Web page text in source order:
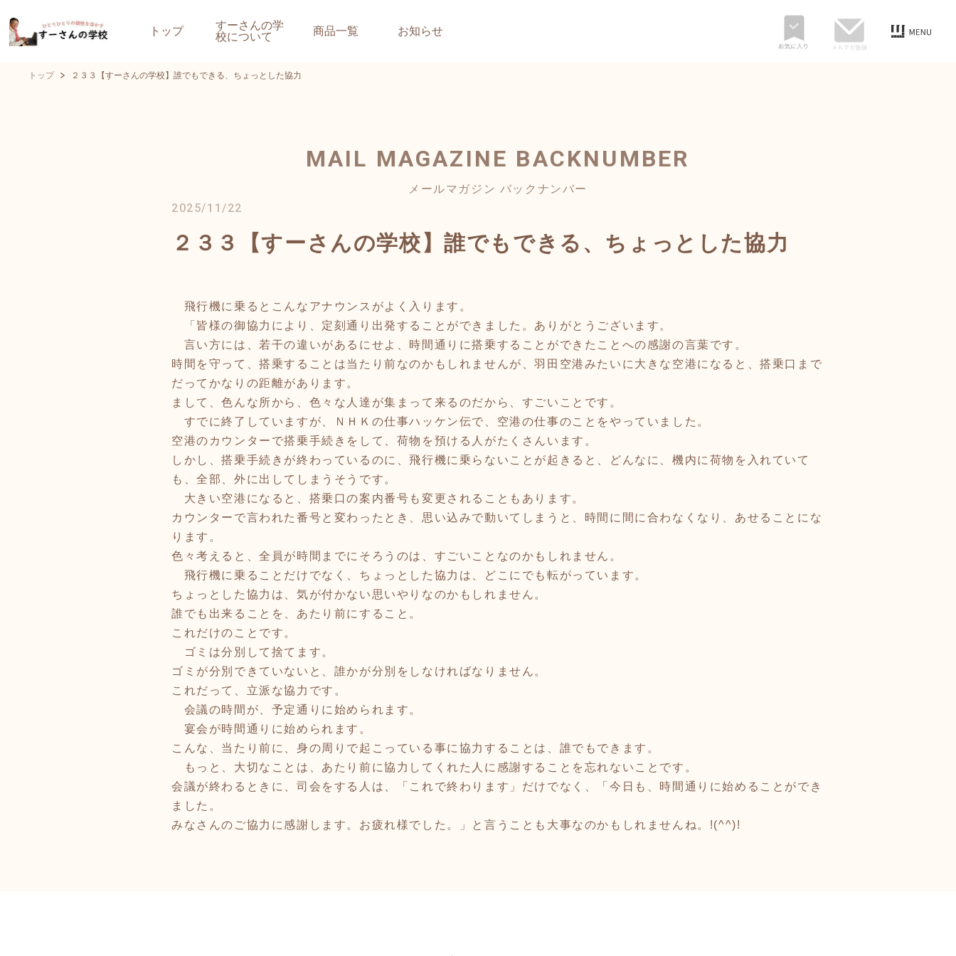
トップ
すーさんの学
校について
商品一覧 お知らせ
トップ ２３３【すーさんの学校】誰でもできる、ちょっとした協力
MAIL MAGAZINE BACKNUMBER
メールマガジン バックナンバー
2025/11/22
２３３【すーさんの学校】誰でもできる、ちょっとした協力
飛行機に乗るとこんなアナウンスがよく入ります。
「皆様の御協力により、定刻通り出発することができました。ありがとうございます。
言い方には、若干の違いがあるにせよ、時間通りに搭乗することができたことへの感謝の言葉です。
時間を守って、搭乗することは当たり前なのかもしれませんが、羽田空港みたいに大きな空港になると、搭乗口まで
だってかなりの距離があります。
まして、色んな所から、色々な人達が集まって来るのだから、すごいことです。
すでに終了していますが、ＮＨＫの仕事ハッケン伝で、空港の仕事のことをやっていました。
空港のカウンターで搭乗手続きをして、荷物を預ける人がたくさんいます。
しかし、搭乗手続きが終わっているのに、飛行機に乗らないことが起きると、どんなに、機内に荷物を入れていて
も、全部、外に出してしまうそうです。
大きい空港になると、搭乗口の案内番号も変更されることもあります。
カウンターで言われた番号と変わったとき、思い込みで動いてしまうと、時間に間に合わなくなり、あせることにな
ります。
色々考えると、全員が時間までにそろうのは、すごいことなのかもしれません。
飛行機に乗ることだけでなく、ちょっとした協力は、どこにでも転がっています。
ちょっとした協力は、気が付かない思いやりなのかもしれません。
誰でも出来ることを、あたり前にすること。
これだけのことです。
ゴミは分別して捨てます。
ゴミが分別できていないと、誰かが分別をしなければなりません。
これだって、立派な協力です。
会議の時間が、予定通りに始められます。
宴会が時間通りに始められます。
こんな、当たり前に、身の周りで起こっている事に協力することは、誰でもできます。
もっと、大切なことは、あたり前に協力してくれた人に感謝することを忘れないことです。
会議が終わるときに、司会をする人は、「これで終わります」だけでなく、「今日も、時間通りに始めることができ
ました。
みなさんのご協力に感謝します。お疲れ様でした。」と言うことも大事なのかもしれませんね。!(^^)!